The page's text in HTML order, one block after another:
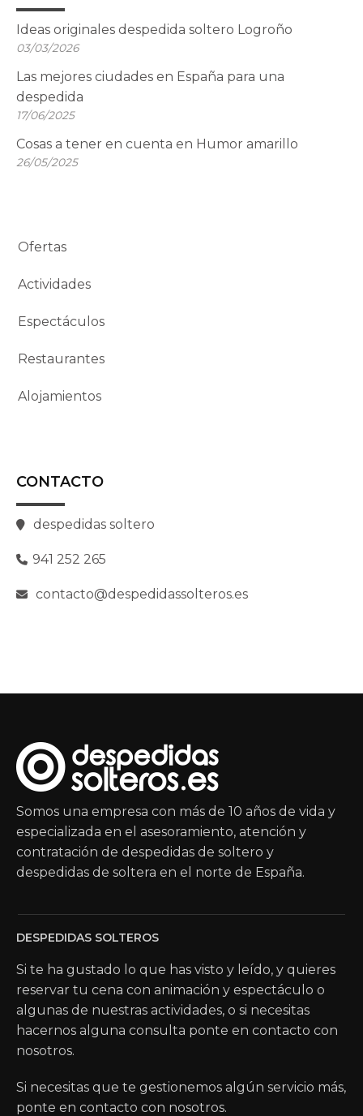
Ideas originales despedida soltero Logroño
03/03/2026
Las mejores ciudades en España para una
despedida
17/06/2025
Cosas a tener en cuenta en Humor amarillo
26/05/2025
Ofertas
Actividades
Espectáculos
Restaurantes
Alojamientos
CONTACTO
despedidas soltero
941 252 265
contacto@despedidassolteros.es
Somos una empresa con más de 10 años de vida y
especializada en el asesoramiento, atención y
contratación de despedidas de soltero y
despedidas de soltera en el norte de España.
DESPEDIDAS SOLTEROS
Si te ha gustado lo que has visto y leído, y quieres
reservar tu cena con animación y espectáculo o
algunas de nuestras actividades, o si necesitas
hacernos alguna consulta ponte en contacto con
nosotros.
Si necesitas que te gestionemos algún servicio más,
ponte en contacto con nosotros.